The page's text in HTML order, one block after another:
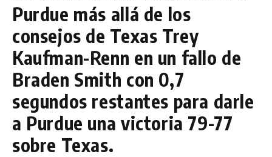
Purdue más allá de los
consejos de Texas Trey
Kaufman-Renn en un fallo de
Braden Smith con 0,7
segundos restantes para darle
a Purdue una victoria 79-77
sobre Texas.